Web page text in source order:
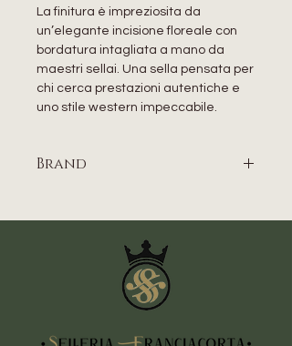
La finitura è impreziosita da
un’elegante incisione floreale con
bordatura intagliata a mano da
maestri sellai. Una sella pensata per
chi cerca prestazioni autentiche e
uno stile western impeccabile.
Brand